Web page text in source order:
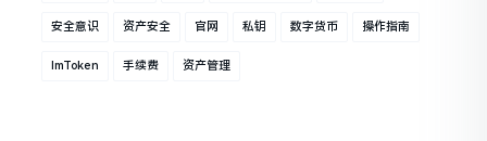
安全意识 资产安全 官网 私钥 数字货币 操作指南
ImToken 手续费 资产管理